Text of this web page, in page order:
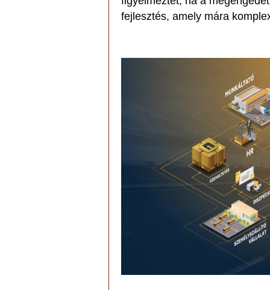
fejlesztés, amely mára